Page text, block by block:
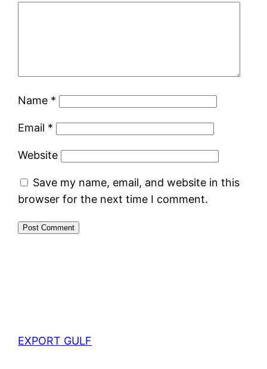
Name *
Email *
Website
Save my name, email, and website in this
browser for the next time I comment.
EXPORT GULF